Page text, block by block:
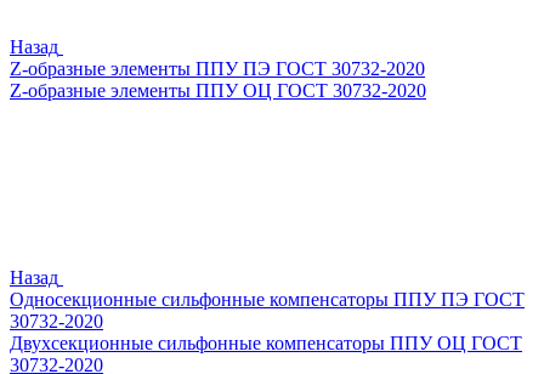
Назад
Z-образные элементы ППУ ПЭ ГОСТ 30732-2020
Z-образные элементы ППУ ОЦ ГОСТ 30732-2020
Назад
Односекционные сильфонные компенсаторы ППУ ПЭ ГОСТ
30732-2020
Двухсекционные сильфонные компенсаторы ППУ ОЦ ГОСТ
30732-2020